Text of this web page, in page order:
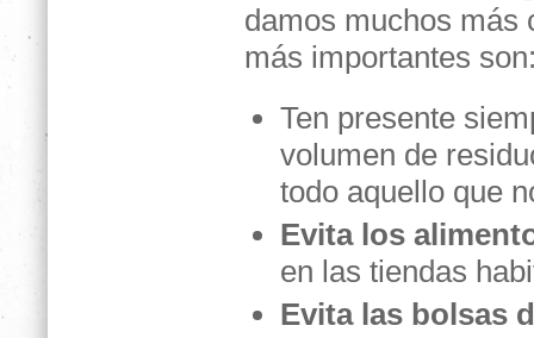
damos muchos más
más importantes
Ten presente
volumen de
todo aquello que
Evita los
en las tiendas
Evita las bolsas